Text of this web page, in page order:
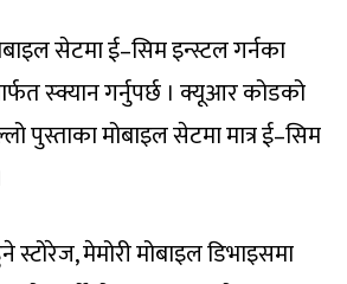
सेटमा ई–सिम इन्स्टल गर्नका
स्क्यान गर्नुपर्छ । क्यूआर कोडको
पुस्ताका मोबाइल सेटमा मात्र ई–सिम
स्टोरेज, मेमोरी मोबाइल डिभाइसमा